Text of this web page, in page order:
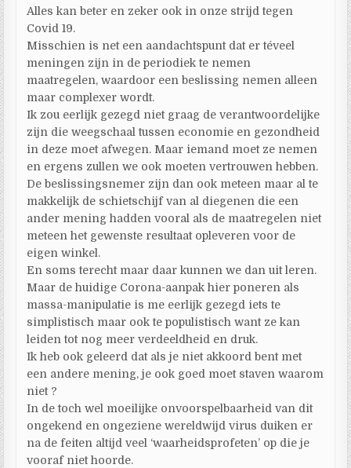
Alles kan beter en zeker ook in onze strijd tegen
Covid 19.
Misschien is net een aandachtspunt dat er téveel
meningen zijn in de periodiek te nemen
maatregelen, waardoor een beslissing nemen alleen
maar complexer wordt.
Ik zou eerlijk gezegd niet graag de verantwoordelijke
zijn die weegschaal tussen economie en gezondheid
in deze moet afwegen. Maar iemand moet ze nemen
en ergens zullen we ook moeten vertrouwen hebben.
De beslissingsnemer zijn dan ook meteen maar al te
makkelijk de schietschijf van al diegenen die een
ander mening hadden vooral als de maatregelen niet
meteen het gewenste resultaat opleveren voor de
eigen winkel.
En soms terecht maar daar kunnen we dan uit leren.
Maar de huidige Corona-aanpak hier poneren als
massa-manipulatie is me eerlijk gezegd iets te
simplistisch maar ook te populistisch want ze kan
leiden tot nog meer verdeeldheid en druk.
Ik heb ook geleerd dat als je niet akkoord bent met
een andere mening, je ook goed moet staven waarom
niet ?
In de toch wel moeilijke onvoorspelbaarheid van dit
ongekend en ongeziene wereldwijd virus duiken er
na de feiten altijd veel ‘waarheidsprofeten’ op die je
vooraf niet hoorde.